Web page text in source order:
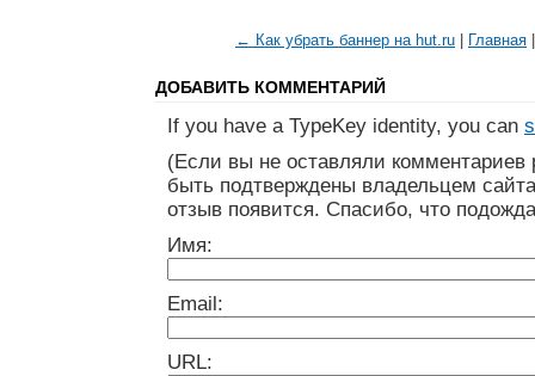
← Как убрать баннер на hut.ru Главная
ДОБАВИТЬ КОММЕНТАРИЙ
If you have a TypeKey identity, you can
(Если вы не оставляли
быть подтверждены владельцем
отзыв появится. Спасибо, что
Имя:
Email:
URL: